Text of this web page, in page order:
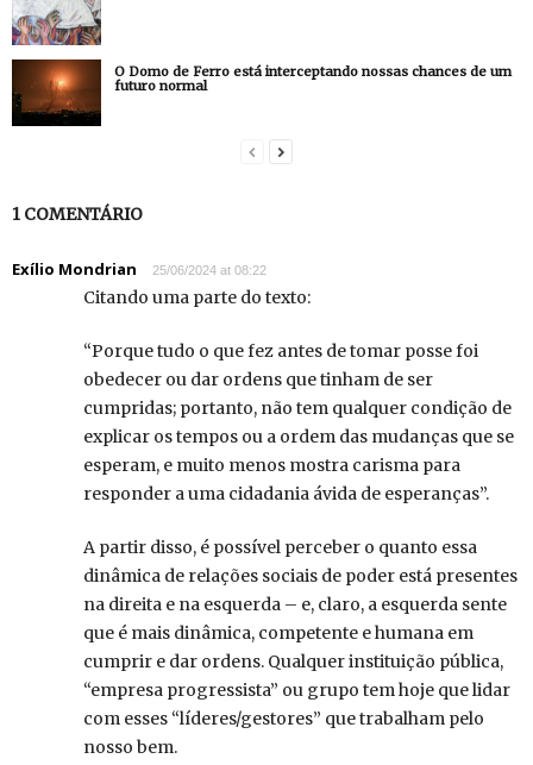
O Domo de Ferro está interceptando nossas chances de um
futuro normal
1 COMENTÁRIO
Exílio Mondrian 25/06/2024 at 08:22
Citando uma parte do texto:
“Porque tudo o que fez antes de tomar posse foi
obedecer ou dar ordens que tinham de ser
cumpridas; portanto, não tem qualquer condição de
explicar os tempos ou a ordem das mudanças que se
esperam, e muito menos mostra carisma para
responder a uma cidadania ávida de esperanças”.
A partir disso, é possível perceber o quanto essa
dinâmica de relações sociais de poder está presentes
na direita e na esquerda – e, claro, a esquerda sente
que é mais dinâmica, competente e humana em
cumprir e dar ordens. Qualquer instituição pública,
“empresa progressista” ou grupo tem hoje que lidar
com esses “líderes/gestores” que trabalham pelo
nosso bem.